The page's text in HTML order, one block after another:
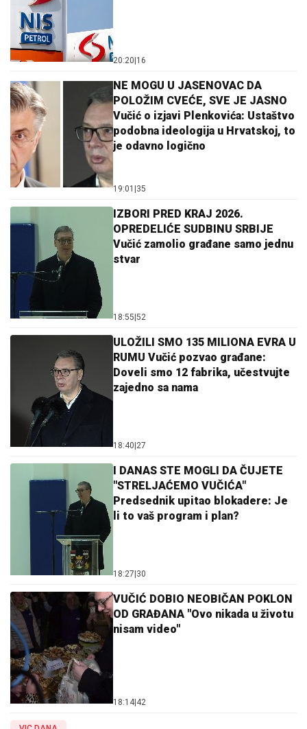
20:20 16
NE MOGU U JASENOVAC DA
POLOŽIM CVEĆE, SVE JE JASNO
Vučić o izjavi Plenkovića: Ustaštvo
podobna ideologija u Hrvatskoj, to
je odavno logično
19:01 35
IZBORI PRED KRAJ 2026.
OPREDELIĆE SUDBINU SRBIJE
Vučić zamolio građane samo jednu
stvar
18:55 52
ULOŽILI SMO 135 MILIONA EVRA U
RUMU Vučić pozvao građane:
Doveli smo 12 fabrika, učestvujte
zajedno sa nama
18:40 27
I DANAS STE MOGLI DA ČUJETE
"STRELJAĆEMO VUČIĆA"
Predsednik upitao blokadere: Je
li to vaš program i plan?
18:27 30
VUČIĆ DOBIO NEOBIČAN POKLON
OD GRAĐANA "Ovo nikada u životu
nisam video"
18:14 42